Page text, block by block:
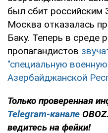
был сбит
Москва отказалась
Баку. Теперь в среде
пропагандистов
"специальную
Азербайджанской
Только проверенная
Telegram-канале
ведитесь на фейки!